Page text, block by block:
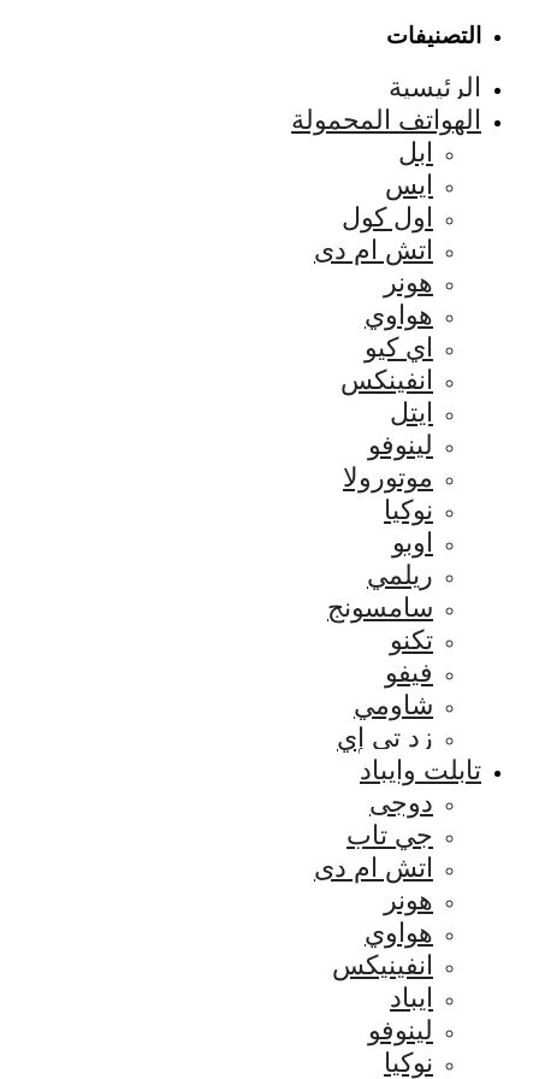
التصنيفات
الرئيسية
الهواتف المحمولة
ابل
ايس
اول كول
اتش ام دى
هونر
هواوي
اي كيو
انفينكس
ايتل
لينوفو
موتورولا
نوكيا
اوبو
ريلمي
سامسونج
تكنو
فيفو
شاومي
زد تي إي
تابلت وايباد
دوجى
جي تاب
اتش ام دى
هونر
هواوي
انفينيكس
ايباد
لينوفو
نوكيا